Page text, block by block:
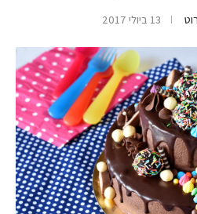
13 ביולי 2017